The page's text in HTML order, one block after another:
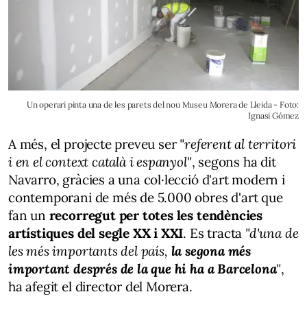
Un operari pinta una de les parets del nou Museu Morera de Lleida - Foto:
Ignasi Gómez
A més, el projecte preveu ser "referent al territori
i en el context català i espanyol", segons ha dit
Navarro, gràcies a una col·lecció d'art modern i
contemporani de més de 5.000 obres d'art que
fan un recorregut per totes les tendències
artístiques del segle XX i XXI. Es tracta "d'una de
les més importants del país, la segona més
important després de la que hi ha a Barcelona",
ha afegit el director del Morera.